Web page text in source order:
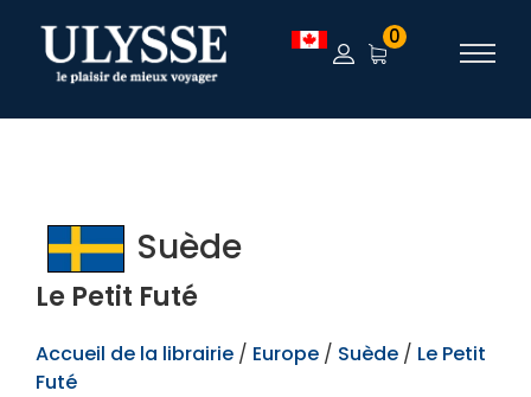
TEST 0
Suède
Le Petit Futé
Accueil de la librairie / Europe / Suède / Le Petit
Futé